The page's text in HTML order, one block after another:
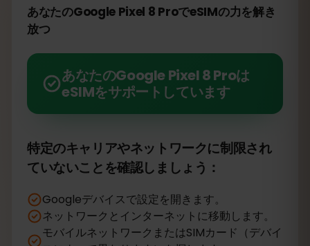
あなたのGoogle Pixel 8 ProでeSIMの力を解き
放つ
あなたのGoogle Pixel 8 Proは
eSIMをサポートしています
特定のキャリアやネットワークに制限され
ていないことを確認しましょう：
Googleデバイスで設定を開きます。
ネットワークとインターネットに移動します。
モバイルネットワークまたはSIMカード（デバイ